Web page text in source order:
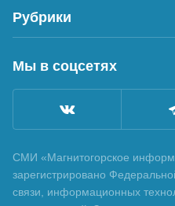
Рубрики
Мы в соцсетях
СМИ «Магнитогорское
зарегистрировано
связи, информационных